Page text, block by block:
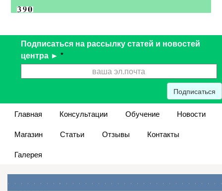
Подписаться на рассылку статей и новостей
центра ► *
Подписаться
Главная Консультации Обучение
Новости
Магазин
Статьи Отзывы
Контакты
Галерея